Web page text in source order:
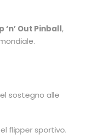
‘n’ Out Pinball,
sostegno alle
flipper sportivo.